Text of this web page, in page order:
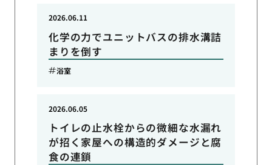
化学の力でユニットバスの排水溝詰
まりを倒す
2026.06.11
浴室
トイレの止水栓からの微細な水漏れ
が招く家屋への構造的ダメージと腐
食の連鎖
2026.06.05